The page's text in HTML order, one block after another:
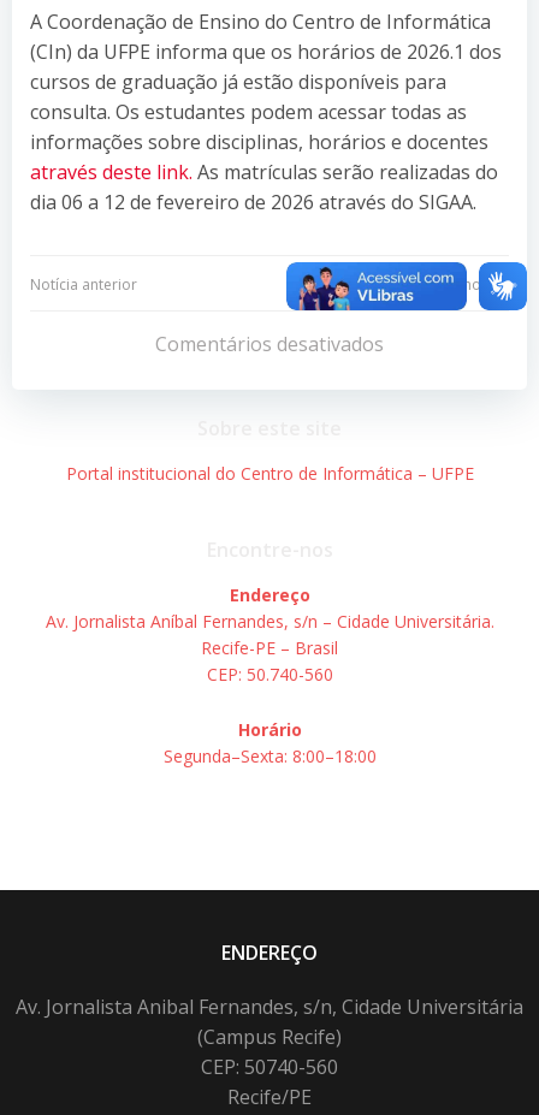
A Coordenação de Ensino do Centro de Informática
(CIn) da UFPE informa que os horários de 2026.1 dos
cursos de graduação já estão disponíveis para
consulta. Os estudantes podem acessar todas as
informações sobre disciplinas, horários e docentes
através deste link. As matrículas serão realizadas do
dia 06 a 12 de fevereiro de 2026 através do SIGAA.
Navegação
Post
Notícia anterior
Navegação
de
Post
Próxima notícia
Comentários desativados
Portal institucional do Centro de Informática – UFPE
Endereço
Av. Jornalista Aníbal Fernandes, s/n – Cidade Universitária.
Recife-PE – Brasil
CEP: 50.740-560
Horário
Segunda–Sexta: 8:00–18:00
ENDEREÇO
Av. Jornalista Anibal Fernandes, s/n, Cidade Universitária
(Campus Recife)
CEP: 50740-560
Recife/PE